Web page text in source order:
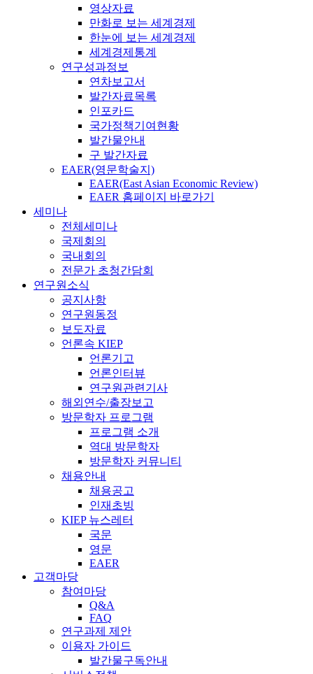
영상자료
만화로 보는 세계경제
한눈에 보는 세계경제
세계경제통계
연구성과정보
연차보고서
발간자료목록
인포카드
국가정책기여현황
발간물안내
구 발간자료
EAER(영문학술지)
EAER(East Asian Economic Review)
EAER 홈페이지 바로가기
세미나
전체세미나
국제회의
국내회의
전문가 초청간담회
연구원소식
공지사항
연구원동정
보도자료
언론속 KIEP
언론기고
언론인터뷰
연구원관련기사
해외연수/출장보고
방문학자 프로그램
프로그램 소개
역대 방문학자
방문학자 커뮤니티
채용안내
채용공고
인재초빙
KIEP 뉴스레터
국문
영문
EAER
고객마당
참여마당
Q&A
FAQ
연구과제 제안
이용자 가이드
발간물구독안내